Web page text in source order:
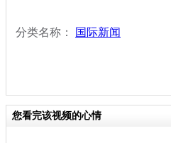
分类名称： 国际新闻
您看完该视频的心情